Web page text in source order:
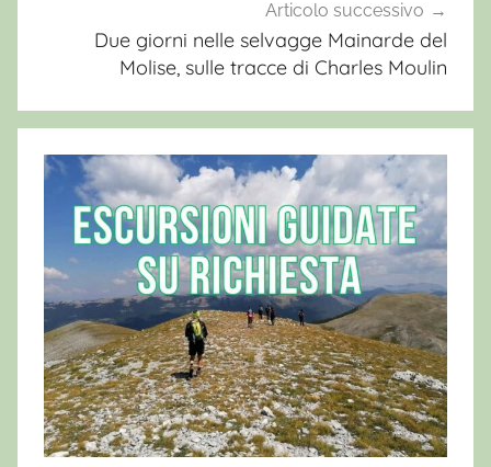
o
l
o
,
G
u
i
d
e
Articolo successivo
Due giorni nelle selvagge Mainarde del
Molise, sulle tracce di Charles Moulin